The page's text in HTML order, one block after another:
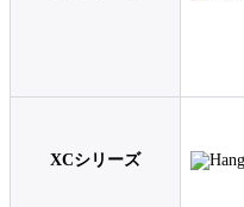
XCシリーズ